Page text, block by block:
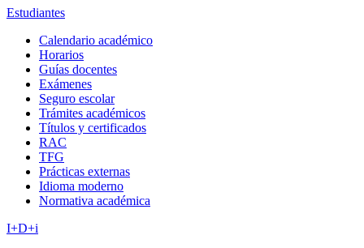
Estudiantes
Calendario académico
Horarios
Guías docentes
Exámenes
Seguro escolar
Trámites académicos
Títulos y certificados
RAC
TFG
Prácticas externas
Idioma moderno
Normativa académica
I+D+i